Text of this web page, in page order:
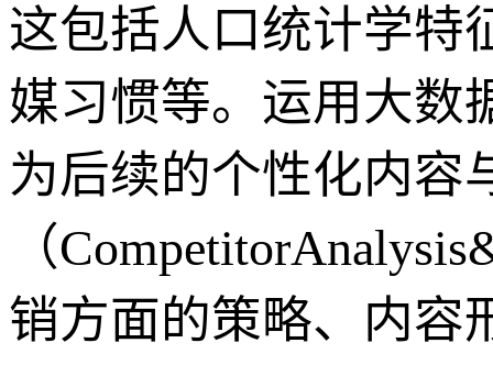
这包括人口统计学特
媒习惯等。运用大数
为后续的个性化内容
（
销方面的策略、内容